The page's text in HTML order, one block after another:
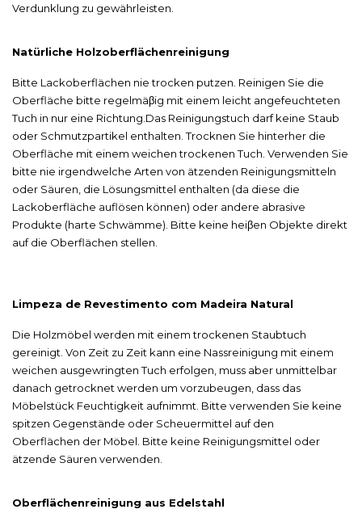
Verdunklung zu gewährleisten.
Natürliche Holzoberflächenreinigung
Bitte Lackoberflächen nie trocken putzen. Reinigen Sie die
Oberfläche bitte regelmäβig mit einem leicht angefeuchteten
Tuch in nur eine Richtung.Das Reinigungstuch darf keine Staub
oder Schmutzpartikel enthalten. Trocknen Sie hinterher die
Oberfläche mit einem weichen trockenen Tuch. Verwenden Sie
bitte nie irgendwelche Arten von ätzenden Reinigungsmitteln
oder Säuren, die Lösungsmittel enthalten (da diese die
Lackoberfläche auflösen können) oder andere abrasive
Produkte (harte Schwämme). Bitte keine heiβen Objekte direkt
auf die Oberflächen stellen.
Limpeza de Revestimento com Madeira Natural
Die Holzmöbel werden mit einem trockenen Staubtuch
gereinigt. Von Zeit zu Zeit kann eine Nassreinigung mit einem
weichen ausgewringten Tuch erfolgen, muss aber unmittelbar
danach getrocknet werden um vorzubeugen, dass das
Möbelstück Feuchtigkeit aufnimmt. Bitte verwenden Sie keine
spitzen Gegenstände oder Scheuermittel auf den
Oberflächen der Möbel. Bitte keine Reinigungsmittel oder
ätzende Säuren verwenden.
Oberflächenreinigung aus Edelstahl